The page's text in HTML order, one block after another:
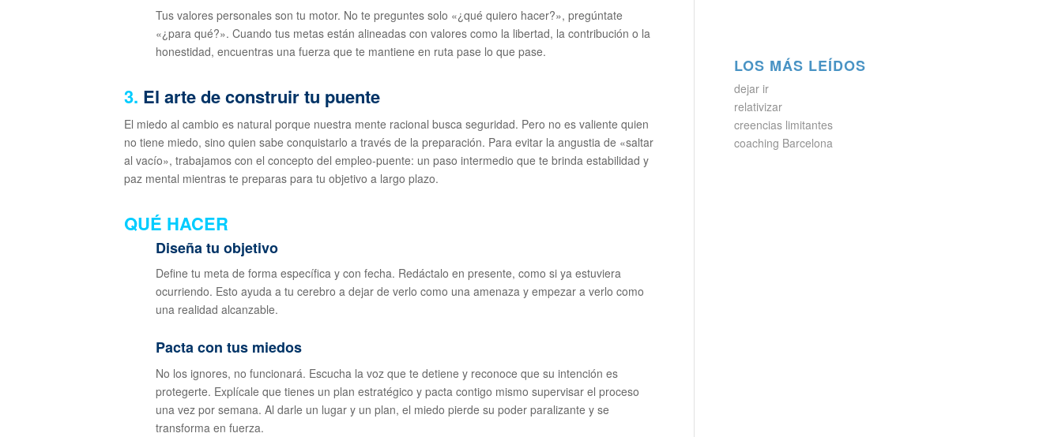
Tus valores personales son tu motor. No te preguntes solo «¿qué quiero hacer?», pregúntate
«¿para qué?». Cuando tus metas están alineadas con valores como la libertad, la contribución o la
honestidad, encuentras una fuerza que te mantiene en ruta pase lo que pase.
3. El arte de construir tu puente
El miedo al cambio es natural porque nuestra mente racional busca seguridad. Pero no es valiente quien
no tiene miedo, sino quien sabe conquistarlo a través de la preparación. Para evitar la angustia de «saltar
al vacío», trabajamos con el concepto del empleo-puente: un paso intermedio que te brinda estabilidad y
paz mental mientras te preparas para tu objetivo a largo plazo.
QUÉ HACER
Diseña tu objetivo
Define tu meta de forma específica y con fecha. Redáctalo en presente, como si ya estuviera
ocurriendo. Esto ayuda a tu cerebro a dejar de verlo como una amenaza y empezar a verlo como
una realidad alcanzable.
Pacta con tus miedos
No los ignores, no funcionará. Escucha la voz que te detiene y reconoce que su intención es
protegerte. Explícale que tienes un plan estratégico y pacta contigo mismo supervisar el proceso
una vez por semana. Al darle un lugar y un plan, el miedo pierde su poder paralizante y se
transforma en fuerza.
LOS MÁS LEÍDOS
dejar ir
relativizar
creencias limitantes
coaching Barcelona